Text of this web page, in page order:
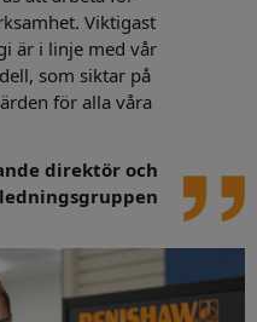
Viktigast
är i linje med vår
som siktar på
för alla våra
direktör och
ledningsgruppen